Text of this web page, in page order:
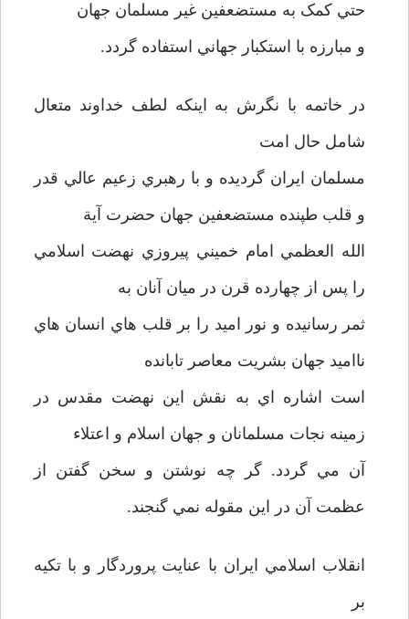
حتي کمک به مستضعفين غير مسلمان جهان
و مبارزه با استکبار جهاني استفاده گردد.
در خاتمه با نگرش به اينکه لطف خداوند متعال
شامل حال امت
مسلمان ايران گرديده و با رهبري زعيم عالي قدر
و قلب طپنده مستضعفين جهان حضرت آية
الله العظمي امام خميني پيروزي نهضت اسلامي
را پس از چهارده قرن در ميان آنان به
ثمر رسانيده و نور اميد را بر قلب هاي انسان هاي
نااميد جهان بشريت معاصر تابانده
است اشاره اي به نقش اين نهضت مقدس در
زمينه نجات مسلمانان و جهان اسلام و اعتلاء
آن مي گردد. گر چه نوشتن و سخن گفتن از
عظمت آن در اين مقوله نمي گنجند.
انقلاب اسلامي ايران با عنايت پروردگار و با تکيه
بر